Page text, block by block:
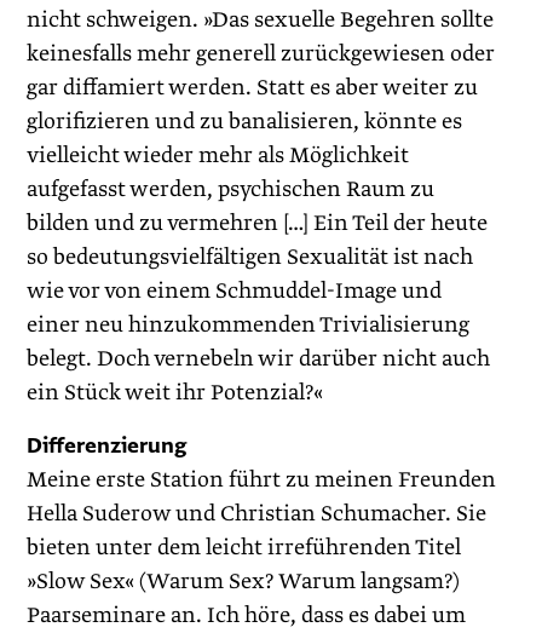
nicht schweigen. »Das sexuelle Begehren sollte
keinesfalls mehr generell zurückgewiesen oder
gar diffamiert werden. Statt es aber weiter zu
glorifizieren und zu banalisieren, könnte es
vielleicht wieder mehr als Möglichkeit
aufgefasst werden, psychischen Raum zu
bilden und zu vermehren […] Ein Teil der heute
so bedeutungsvielfältigen Sexualität ist nach
wie vor von einem Schmuddel-Image und
einer neu hinzukommenden Trivialisierung
belegt. Doch vernebeln wir darüber nicht auch
ein Stück weit ihr Potenzial?«
Differenzierung
Meine erste Station führt zu meinen Freunden
Hella Suderow und Christian Schumacher. Sie
bieten unter dem leicht ­irreführenden Titel
»Slow Sex« (Warum Sex? Warum langsam?)
Paarseminare an. Ich höre, dass es dabei um